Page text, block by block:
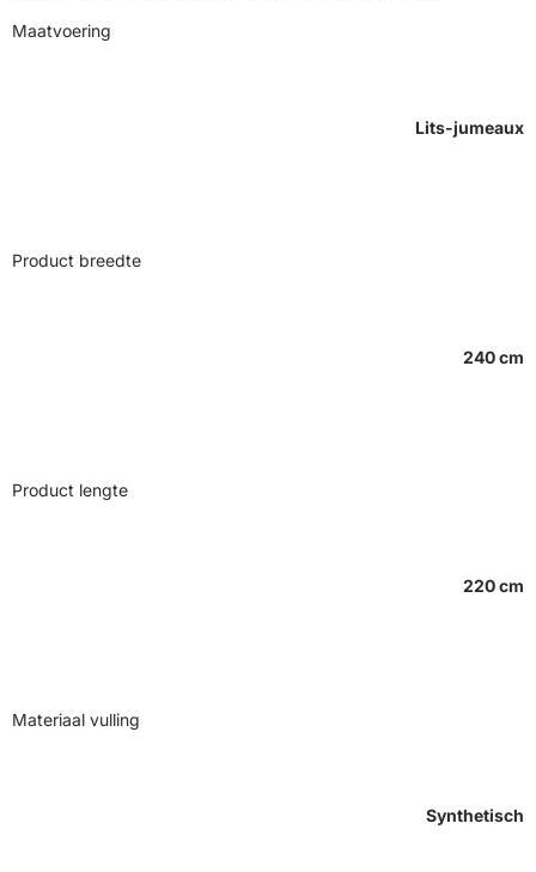
Maatvoering
Lits-jumeaux
Product breedte
240 cm
Product lengte
220 cm
Materiaal vulling
Synthetisch